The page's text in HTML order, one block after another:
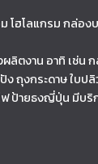
โฮโลแกรม กล่อ
ผลิตงาน อาทิ เช่น
ถุงกระดาษ ใบป
ฟ ป้ายธงญี่ปุ่น มีบ